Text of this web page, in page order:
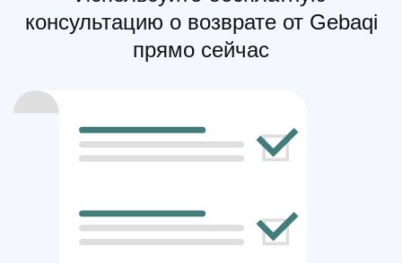
консультацию о возврате от Gebaqi
прямо сейчас